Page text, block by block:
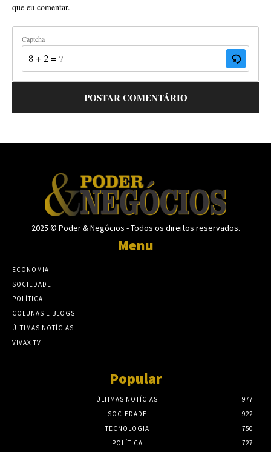
que eu comentar.
Captcha
8 + 2 = ?
2025 © Poder & Negócios - Todos os direitos reservados.
Menu
ECONOMIA
SOCIEDADE
POLÍTICA
COLUNAS E BLOGS
ÚLTIMAS NOTÍCIAS
VIVAX TV
Popular
ÚLTIMAS NOTÍCIAS
977
SOCIEDADE
922
TECNOLOGIA
750
POLÍTICA
727